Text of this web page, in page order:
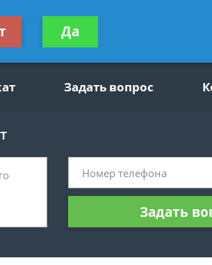
консультацию
бесплатно
Задать вопрос
Задать
Да